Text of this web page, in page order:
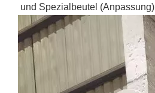
und Spezialbeutel (Anpassung)